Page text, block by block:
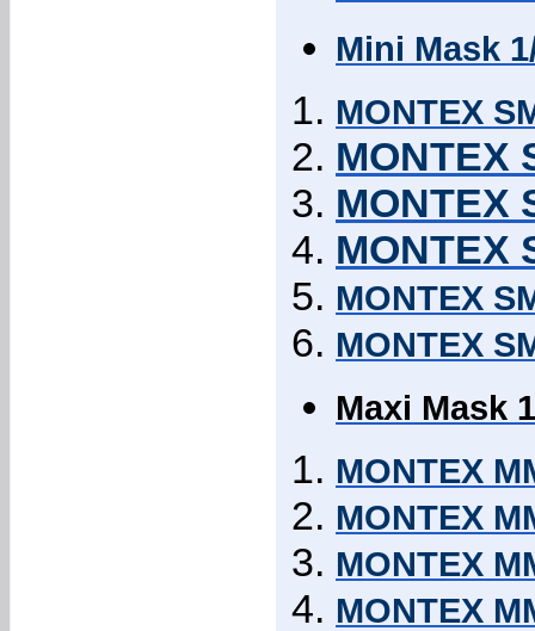
Mini Mask
MONTEX
MONTEX
MONTEX
MONTEX
MONTEX
MONTEX
Maxi Mask
MONTEX
MONTEX
MONTEX
MONTEX